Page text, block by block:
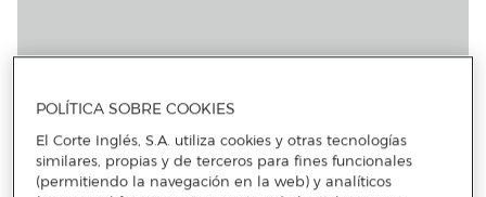
POLÍTICA SOBRE COOKIES
El Corte Inglés, S.A. utiliza cookies y otras tecnologías
similares, propias y de terceros para fines funcionales
(permitiendo la navegación en la web) y analíticos